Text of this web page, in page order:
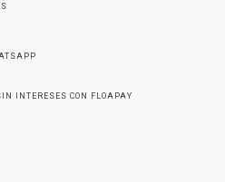
INTERESES CON FLOAPAY